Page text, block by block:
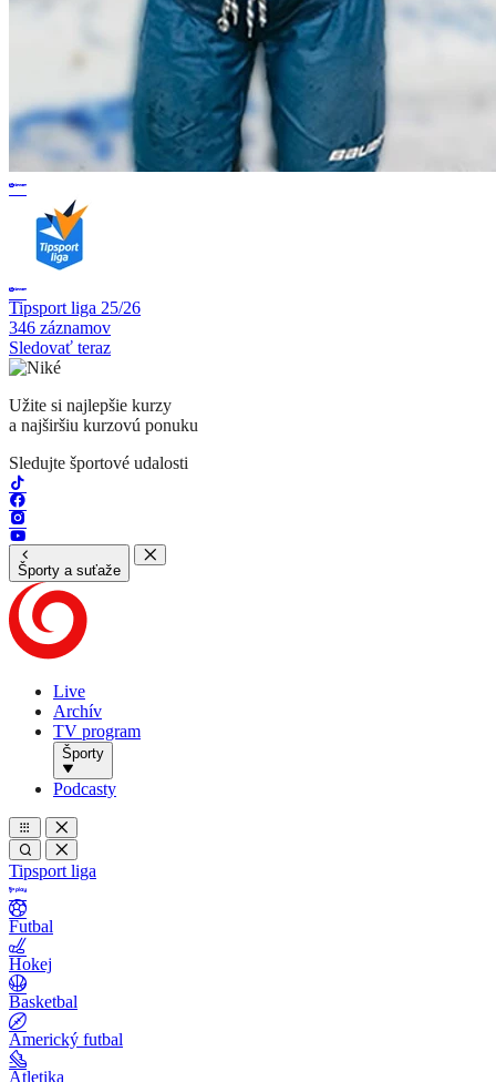
Tipsport liga 25/26
346 záznamov
Sledovať teraz
Užite si najlepšie kurzy
a najširšiu kurzovú ponuku
Sledujte športové udalosti
Športy a suťaže
Live
Archív
TV program
Športy
Podcasty
Tipsport liga
Futbal
Hokej
Basketbal
Americký futbal
Atletika